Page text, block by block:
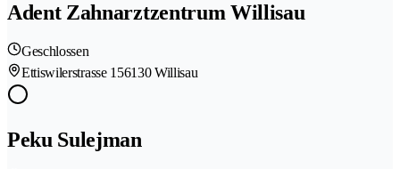
Adent Zahnarztzentrum Willisau
Geschlossen
Ettiswilerstrasse 156130 Willisau
Peku Sulejman